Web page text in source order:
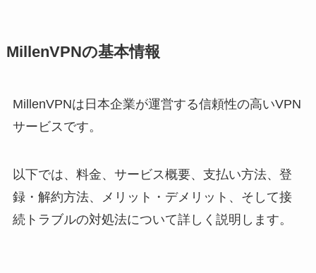
MillenVPNの基本情報
MillenVPNは日本企業が運営する信頼性の高いVPN
サービスです。
以下では、料金、サービス概要、支払い方法、登
録・解約方法、メリット・デメリット、そして接
続トラブルの対処法について詳しく説明します。